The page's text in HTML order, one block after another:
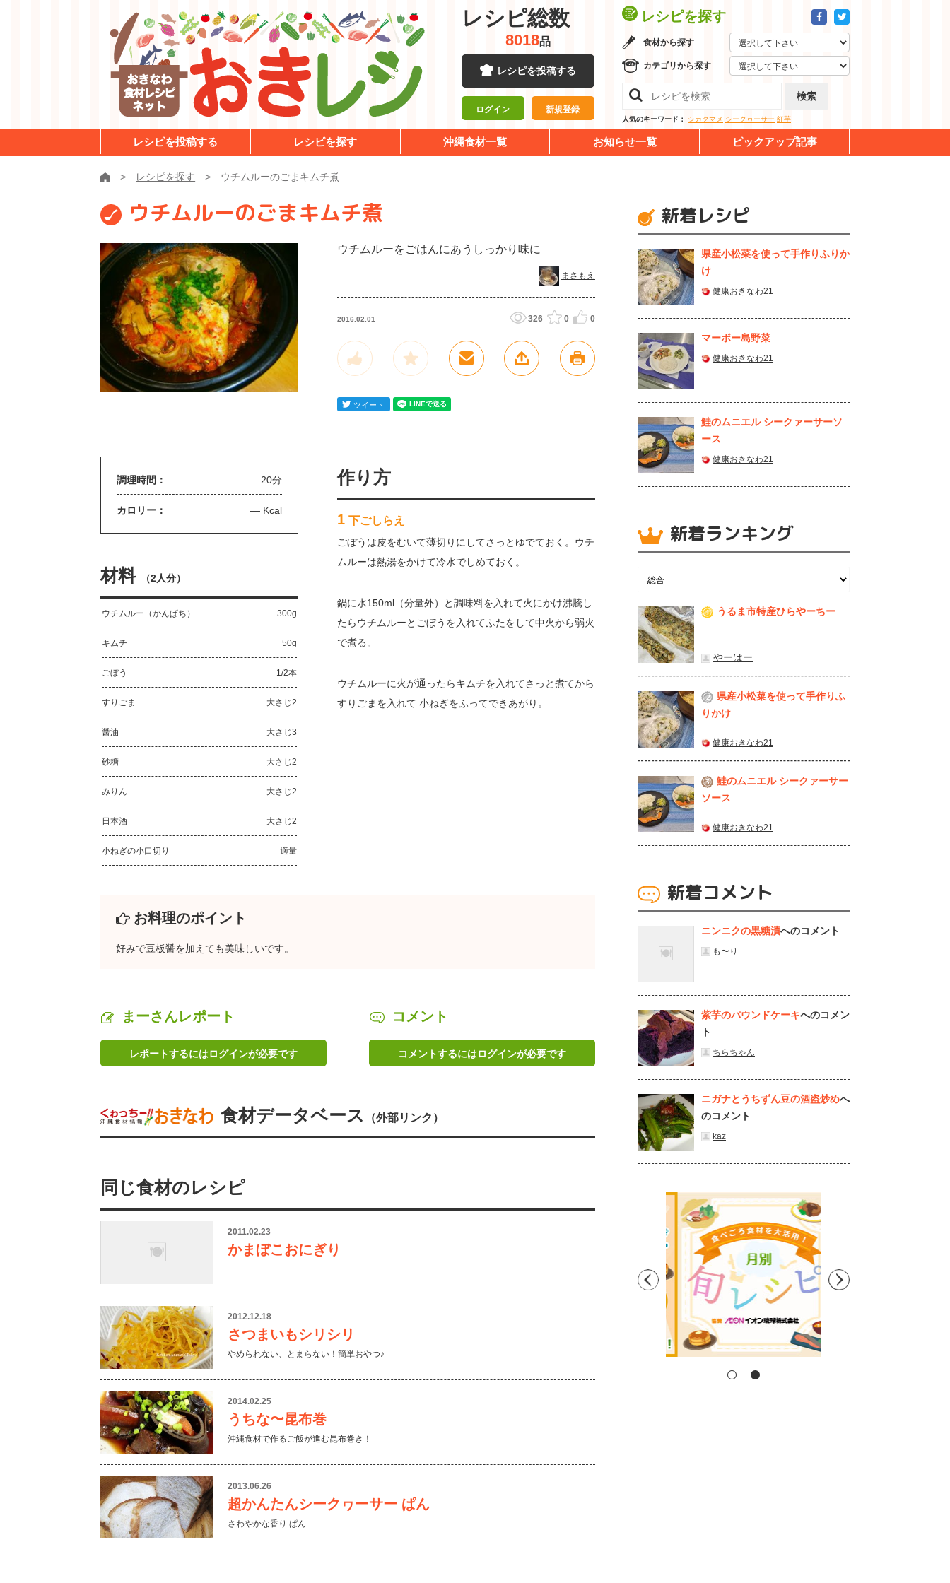
レシピ総数
8018品
レシピを投稿する
ログイン 新規登録
レシピを探す
食材から探す
カテゴリから探す
検索
人気のキーワード： シカクマメ シークヮーサー 紅芋
レシピを投稿する レシピを探す 沖縄食材一覧 お知らせ一覧 ピックアップ記事
レシピを探す ウチムルーのごまキムチ煮
ウチムルーのごまキムチ煮
ウチムルーをごはんにあうしっかり味に
まさもえ
2016.02.01 326 0 0
調理時間： 20分
カロリー： — Kcal
材料 （2人分）
ウチムルー（かんぱち） 300g
キムチ 50g
ごぼう 1/2本
すりごま 大さじ2
醤油 大さじ3
砂糖 大さじ2
みりん 大さじ2
日本酒 大さじ2
小ねぎの小口切り 適量
作り方
1 下ごしらえ
ごぼうは皮をむいて薄切りにしてさっとゆでておく。ウチ
ムルーは熱湯をかけて冷水でしめておく。
鍋に水150ml（分量外）と調味料を入れて火にかけ沸騰し
たらウチムルーとごぼうを入れてふたをして中火から弱火
で煮る。
ウチムルーに火が通ったらキムチを入れてさっと煮てから
すりごまを入れて 小ねぎをふってできあがり。
お料理のポイント
好みで豆板醤を加えても美味しいです。
まーさんレポート
レポートするにはログインが必要です
コメント
コメントするにはログインが必要です
食材データベース （外部リンク）
同じ食材のレシピ
2011.02.23
かまぼこおにぎり
2012.12.18
さつまいもシリシリ
やめられない、とまらない！簡単おやつ♪
2014.02.25
うちな〜昆布巻
沖縄食材で作るご飯が進む昆布巻き！
2013.06.26
超かんたんシークヮーサー ぱん
さわやかな香り ぱん
新着レシピ
県産⼩松菜を使って⼿作りふりか
け
健康おきなわ21
マーボー島野菜
健康おきなわ21
鮭のムニエル シークァーサーソ
ース
健康おきなわ21
新着ランキング
1 うるま市特産ひらやーちー
やーはー
2
県産⼩松菜を使って⼿作りふ
りかけ
健康おきなわ21
3
鮭のムニエル シークァーサー
ソース
健康おきなわ21
新着コメント
ニンニクの黒糖漬へのコメント
も〜り
紫芋のパウンドケーキへのコメン
ト
ちらちゃん
ニガナとうちずん豆の酒盗炒めへ
のコメント
kaz